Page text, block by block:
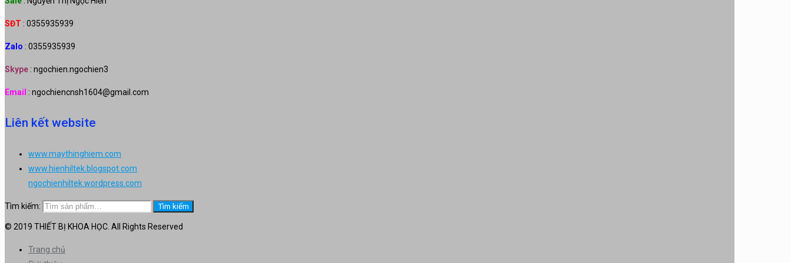
SĐT : 0355935939
Zalo : 0355935939
Skype : ngochien.ngochien3
Email : ngochiencnsh1604@gmail.com
Liên kết website
www.maythinghiem.com
www.hienhiltek.blogspot.com
ngochienhiltek.wordpress.com
Tìm kiếm: Tìm kiếm
© 2019 THIẾT BỊ KHOA HỌC. All Rights Reserved
Trang chủ